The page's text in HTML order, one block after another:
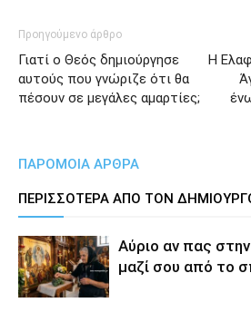
Προηγούμενο άρθρο
Γιατί ο Θεός δημιούργησε
αυτούς που γνώριζε ότι θα
πέσουν σε μεγάλες αμαρτίες;
Η
ΠΑΡΟΜΟΙΑ ΑΡΘΡΑ
ΠΕΡΙΣΣΟΤΕΡΑ ΑΠΟ ΤΟΝ
Αύριο αν πας
μαζί σου από το